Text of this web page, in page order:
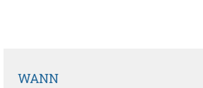
WANN